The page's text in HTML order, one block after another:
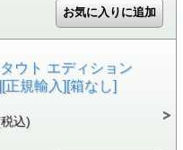
ウト エディション
規輸入][箱なし]
込)